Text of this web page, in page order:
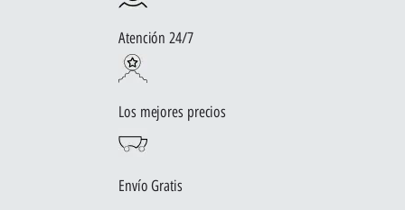
Atención 24/7
Los mejores precios
Envío Gratis